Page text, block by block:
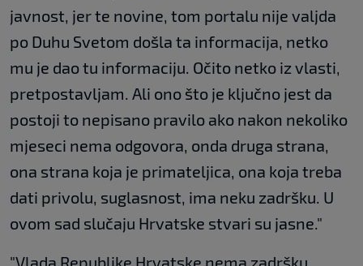
javnost, jer te novine, tom portalu nije valjda
po Duhu Svetom došla ta informacija, netko
mu je dao tu informaciju. Očito netko iz vlasti,
pretpostavljam. Ali ono što je ključno jest da
postoji to nepisano pravilo ako nakon nekoliko
mjeseci nema odgovora, onda druga strana,
ona strana koja je primateljica, ona koja treba
dati privolu, suglasnost, ima neku zadršku. U
ovom sad slučaju Hrvatske stvari su jasne."
"Vlada Republike Hrvatske nema zadršku,